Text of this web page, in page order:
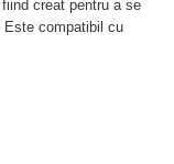
creat pentru a se
Este compatibil cu